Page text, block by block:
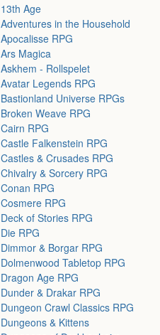
13th Age
Adventures in the Household
Apocalisse RPG
Ars Magica
Askhem - Rollspelet
Avatar Legends RPG
Bastionland Universe RPGs
Broken Weave RPG
Cairn RPG
Castle Falkenstein RPG
Castles & Crusades RPG
Chivalry & Sorcery RPG
Conan RPG
Cosmere RPG
Deck of Stories RPG
Die RPG
Dimmor & Borgar RPG
Dolmenwood Tabletop RPG
Dragon Age RPG
Dunder & Drakar RPG
Dungeon Crawl Classics RPG
Dungeons & Kittens